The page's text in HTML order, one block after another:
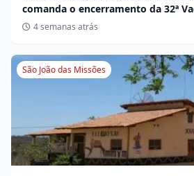
comanda o encerramento da 32ª
Miravânia hoje
4 semanas atrás
São João das Missões